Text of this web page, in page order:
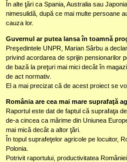
În alte ţări ca Spania, Australia sau
nimesulidă, după ce mai multe persoane
cauza lor.
Guvernul ar putea lansa în toamnă
Preşedintele UNPR, Marian Sârbu a
privind acordarea de sprijin pensionarilor
de bază la preţuri mai mici decât în
de act normativ.
El a mai precizat că de acest proiect se
România are cea mai mare suprafaţă
Raportul este dat de faptul că suprafaţa
de-a cincea ca mărime din Uniunea
mai mică decât a altor ţări.
În topul suprafeţelor agricole pe locuitor,
Polonia.
Potrivit raportului, productivitatea